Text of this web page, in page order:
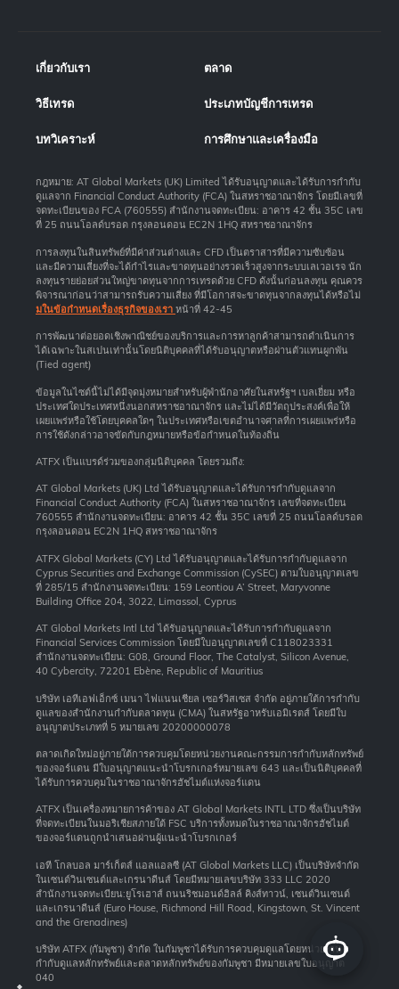
เกี่ยวกับเรา ตลาด
วิธีเทรด ประเภทบัญชีการเทรด
บทวิเคราะห์ การศึกษาและเครื่องมือ
กฎหมาย: AT Global Markets (UK) Limited ได้รับอนุญาตและได้รับการกำกับ
ดูแลจาก Financial Conduct Authority (FCA) ในสหราชอาณาจักร โดยมีเลขที่
จดทะเบียนของ FCA (760555) สำนักงานจดทะเบียน: อาคาร 42 ชั้น 35C เลข
ที่ 25 ถนนโอลด์บรอด กรุงลอนดอน EC2N 1HQ สหราชอาณาจักร
การลงทุนในสินทรัพย์ที่มีค่าส่วนต่างและ CFD เป็นตราสารที่มีความซับซ้อน
และมีความเสี่ยงที่จะได้กำไรและขาดทุนอย่างรวดเร็วสูงจากระบบเลเวอเรจ นัก
ลงทุนรายย่อยส่วนใหญ่ขาดทุนจากการเทรดด้วย CFD ดังนั้นก่อนลงทุน คุณควร
พิจารณาก่อนว่าสามารถรับความเสี่ยง ที่มีโอกาสจะขาดทุนจากลงทุนได้หรือไม่
มในข้อกำหนดเรื่องธุรกิจของเรา หน้าที่ 42-45
การพัฒนาต่อยอดเชิงพาณิชย์ของบริการและการหาลูกค้าสามารถดำเนินการ
ได้เฉพาะในสเปนเท่านั้นโดยนิติบุคคลที่ได้รับอนุญาตหรือผ่านตัวแทนผูกพัน
(Tied agent)
ข้อมูลในไซต์นี้ไม่ได้มีจุดมุ่งหมายสำหรับผู้พำนักอาศัยในสหรัฐฯ เบลเยี่ยม หรือ
ประเทศใดประเทศหนึ่งนอกสหราชอาณาจักร และไม่ได้มีวัตถุประสงค์เพื่อให้
เผยแพร่หรือใช้โดยบุคคลใดๆ ในประเทศหรือเขตอำนาจศาลที่การเผยแพร่หรือ
การใช้ดังกล่าวอาจขัดกับกฎหมายหรือข้อกำหนดในท้องถิ่น
ATFX เป็นแบรด์ร่วมของกลุ่มนิติบุคคล โดยรวมถึง:
AT Global Markets (UK) Ltd ได้รับอนุญาตและได้รับการกำกับดูแลจาก
Financial Conduct Authority (FCA) ในสหราชอาณาจักร เลขที่จดทะเบียน
760555 สำนักงานจดทะเบียน: อาคาร 42 ชั้น 35C เลขที่ 25 ถนนโอลด์บรอด
กรุงลอนดอน EC2N 1HQ สหราชอาณาจักร
ATFX Global Markets (CY) Ltd ได้รับอนุญาตและได้รับการกำกับดูแลจาก
Cyprus Securities and Exchange Commission (CySEC) ตามใบอนุญาตเลข
ที่ 285/15 สำนักงานจดทะเบียน: 159 Leontiou A’ Street, Maryvonne
Building Office 204, 3022, Limassol, Cyprus
AT Global Markets Intl Ltd ได้รับอนุญาตและได้รับการกำกับดูแลจาก
Financial Services Commission โดยมีใบอนุญาตเลขที่ C118023331
สำนักงานจดทะเบียน: G08, Ground Floor, The Catalyst, Silicon Avenue,
40 Cybercity, 72201 Ebène, Republic of Mauritius
บริษัท เอทีเอฟเอ็กซ์ เมนา ไฟแนนเชียล เซอร์วิสเซส จำกัด อยู่ภายใต้การกำกับ
ดูแลของสำนักงานกำกับตลาดทุน (CMA) ในสหรัฐอาหรับเอมิเรตส์ โดยมีใบ
อนุญาตประเภทที่ 5 หมายเลข 20200000078
ตลาดเกิดใหม่อยู่ภายใต้การควบคุมโดยหน่วยงานคณะกรรมการกำกับหลักทรัพย์
ของจอร์แดน มีใบอนุญาตแนะนำโบรกเกอร์หมายเลข 643 และเป็นนิติบุคคลที่
ได้รับการควบคุมในราชอาณาจักรฮัชไมต์แห่งจอร์แดน
ATFX เป็นเครื่องหมายการค้าของ AT Global Markets INTL LTD ซึ่งเป็นบริษัท
ที่จดทะเบียนในมอริเชียสภายใต้ FSC บริการทั้งหมดในราชอาณาจักรฮัชไมต์
ของจอร์แดนถูกนำเสนอผ่านผู้แนะนำโบรกเกอร์
เอที โกลบอล มาร์เก็ตส์ แอลแอลซี (AT Global Markets LLC) เป็นบริษัทจำกัด
ในเซนต์วินเซนต์และเกรนาดีนส์ โดยมีหมายเลขบริษัท 333 LLC 2020
สำนักงานจดทะเบียน:ยูโรเฮาส์ ถนนริชมอนด์ฮิลล์ คิงส์ทาวน์, เซนต์วินเซนต์
และเกรนาดีนส์ (Euro House, Richmond Hill Road, Kingstown, St. Vincent
and the Grenadines)
บริษัท ATFX (กัมพูชา) จำกัด ในกัมพูชาได้รับการควบคุมดูแลโดยหน่วยงาน
กำกับดูแลหลักทรัพย์และตลาดหลักทรัพย์ของกัมพูชา มีหมายเลขใบอนุญาต
040